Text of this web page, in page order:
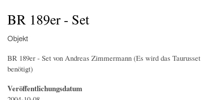
BR 189er - Set
Objekt
BR 189er - Set von Andreas Zimmermann (Es wird das Taurusset
benötigt)
Veröffentlichungsdatum